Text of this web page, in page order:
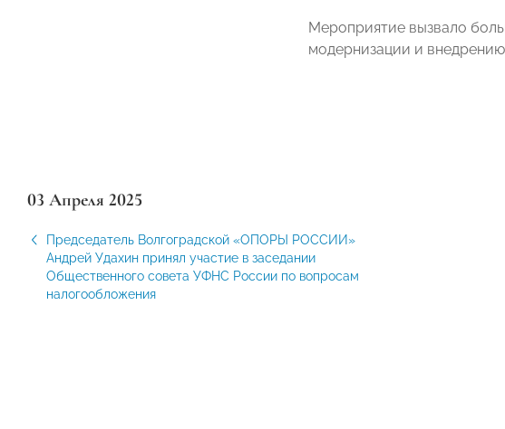
Мероприятие вызвало
модернизации и
03 Апреля 2025
Председатель Волгоградской «ОПОРЫ РОССИИ»
Андрей Удахин принял участие в заседании
Общественного совета УФНС России по вопросам
налогообложения